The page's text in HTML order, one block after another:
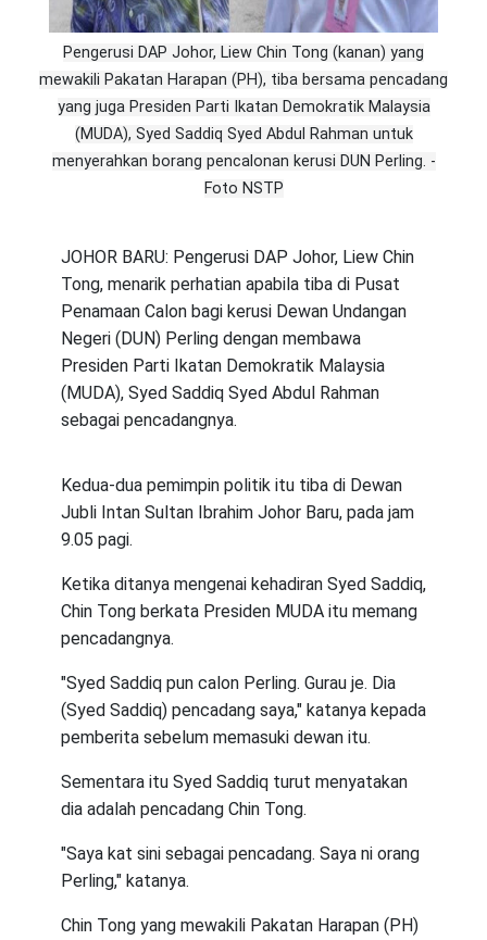
Pengerusi DAP Johor, Liew Chin Tong (kanan) yang
mewakili Pakatan Harapan (PH), tiba bersama pencadang
yang juga Presiden Parti Ikatan Demokratik Malaysia
(MUDA), Syed Saddiq Syed Abdul Rahman untuk
menyerahkan borang pencalonan kerusi DUN Perling. -
Foto NSTP
JOHOR BARU: Pengerusi DAP Johor, Liew Chin
Tong, menarik perhatian apabila tiba di Pusat
Penamaan Calon bagi kerusi Dewan Undangan
Negeri (DUN) Perling dengan membawa
Presiden Parti Ikatan Demokratik Malaysia
(MUDA), Syed Saddiq Syed Abdul Rahman
sebagai pencadangnya.
Kedua-dua pemimpin politik itu tiba di Dewan
Jubli Intan Sultan Ibrahim Johor Baru, pada jam
9.05 pagi.
Ketika ditanya mengenai kehadiran Syed Saddiq,
Chin Tong berkata Presiden MUDA itu memang
pencadangnya.
"Syed Saddiq pun calon Perling. Gurau je. Dia
(Syed Saddiq) pencadang saya," katanya kepada
pemberita sebelum memasuki dewan itu.
Sementara itu Syed Saddiq turut menyatakan
dia adalah pencadang Chin Tong.
"Saya kat sini sebagai pencadang. Saya ni orang
Perling," katanya.
Chin Tong yang mewakili Pakatan Harapan (PH)